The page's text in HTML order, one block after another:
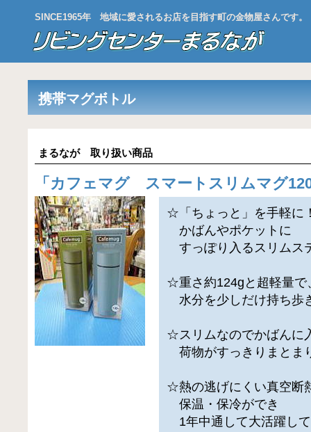
SINCE1965年 地域に愛されるお店を目指す町の金物屋さんです。
携帯マグボトル
まるなが 取り扱い商品
「 カフェマグ スマートスリムマグ
☆「ちょっと」を手軽に
かばんやポケットに
すっぽり入るスリムス
☆重さ約124gと超軽量で
水分を少しだけ持ち歩
☆スリムなのでかばんに
荷物がすっきりまとま
☆熱の逃げにくい真空断
保温・保冷ができ
1年中通して大活躍し